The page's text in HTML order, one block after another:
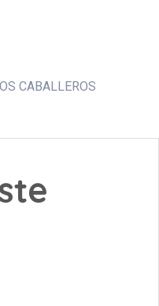
CABALLEROS